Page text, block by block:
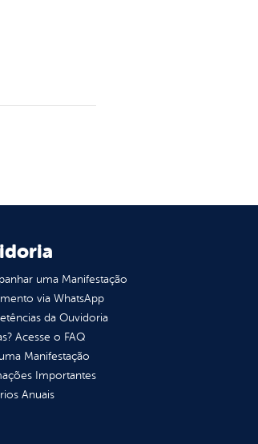
uma Manifestação
via WhatsApp
da Ouvidoria
Acesse o FAQ
Manifestação
Importantes
Anuais